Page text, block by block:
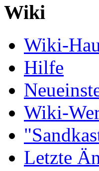
Wiki
Wiki-
Hilfe
Wiki-
Letzte